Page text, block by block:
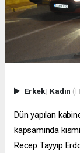
Erkek| Kadın
Dün yapılan
kapsamında
Recep Tayyip